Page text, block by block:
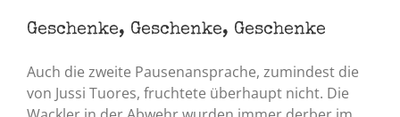
Geschenke, Geschenke, Geschenke
Auch die zweite Pausenansprache, zumindest die
von Jussi Tuores, fruchtete überhaupt nicht. Die